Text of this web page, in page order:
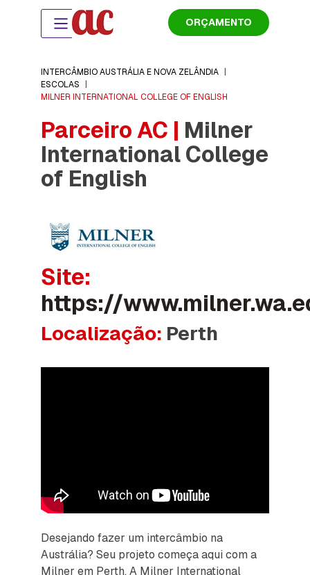
ORÇAMENTO
INTERCÂMBIO AUSTRÁLIA E NOVA ZELÂNDIA
ESCOLAS
MILNER INTERNATIONAL COLLEGE OF ENGLISH
Parceiro AC | Milner
International College
of English
Site:
https://
Localização: Perth
Desejando fazer um intercâmbio na
Austrália? Seu projeto começa aqui com a
Milner em Perth. A Milner International